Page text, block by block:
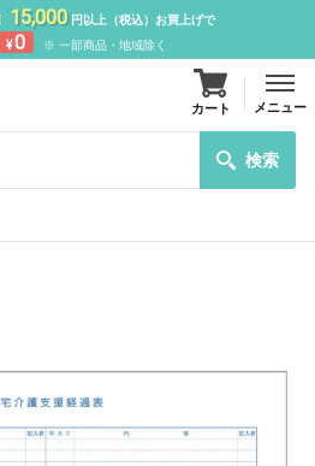
15,000円以上（税込）お買上げで
¥0 ※ 一部商品・地域除く
検索
カート メニュー